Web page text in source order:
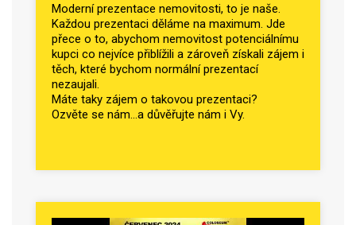
Moderní prezentace nemovitosti, to je naše.
Každou prezentaci děláme na maximum. Jde
přece o to, abychom nemovitost potenciálnímu
kupci co nejvíce přiblížili a zároveň získali zájem i
těch, které bychom normální prezentací
nezaujali.
Máte taky zájem o takovou prezentaci?
Ozvěte se nám...a důvěřujte nám i Vy.